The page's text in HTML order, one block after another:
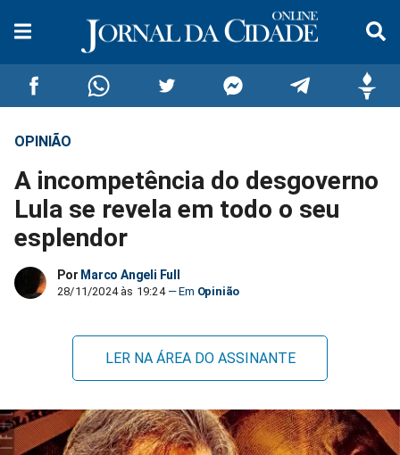
Compartilhar
no
Facebook
Compartilhar
no
Whatsapp
no
no
no
no
OPINIÃO
A incompetência do desgoverno
Lula se revela em todo o seu
esplendor
Por Marco Angeli Full
28/11/2024 às 19:24 Opinião
LER NA ÁREA DO ASSINANTE